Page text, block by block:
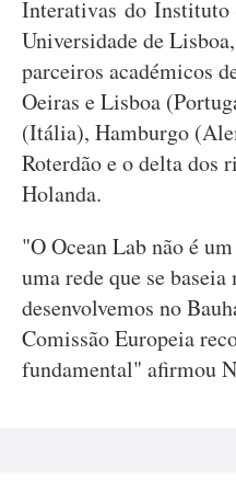
Interativas do Instituto
Universidade de
parceiros académicos
Oeiras e Lisboa
(Itália), Hamburgo
Roterdão e o delta dos
Holanda.
"O Ocean Lab não é
uma rede que se
desenvolvemos no
Comissão Europeia
fundamental" afirmou